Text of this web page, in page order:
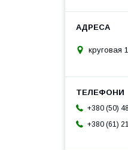
круговая
+380 (50)
+380 (61)